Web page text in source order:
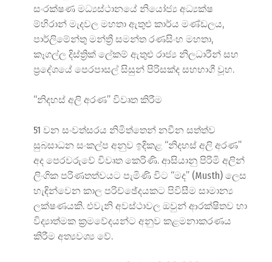
සංරක්ෂණ මධ්‍යස්ථානයේ නියෝජ්‍ය අධ්‍යක්ෂ
ම්හිරාන් මැදවල මහතා ඇතුළු කාර්ය මණ්ඩලය,
පාර්ලිමේන්තු මන්ත්‍රී සමන්ත රණසිංහ මහතා,
කෑගල්ල දිස්ත්‍රික් ලේකම් ඇතුළු රාජ්‍ය නිලධාරීන් සහ
ප්‍රදේශයේ පෙරපාසල් සිසුන් පිරිසක්ද සහභාගී වූහ.
“නිදහස් අලි අරණ” විවෘත කිරීම
51 වන සංවත්සරය නිමිත්තෙන් නවීන සත්ත්ව
සුබසාධන සංකල්ප අනුව ඉදිකළ “නිදහස් අලි අරණ”
අද පෙරවරුවේ විවෘත කෙරිණි. ආසියානු පිරිමි අලින්
ලිංගික පරිණතත්වයට පැමිණි විට “මද” (Musth) ලෙස
හැඳින්වෙන කාල පරිච්ඡේදයකට පිවිසීම සාමාන්‍ය
ලක්ෂණයකි. එවැනි අවස්ථාවල ඔවුන් ආරක්ෂිතව හා
විද්‍යාත්මක ක්‍රමවේදයන්ට අනුව කළමනාකරණය
කිරීම අත්‍යවශ්‍ය වේ.